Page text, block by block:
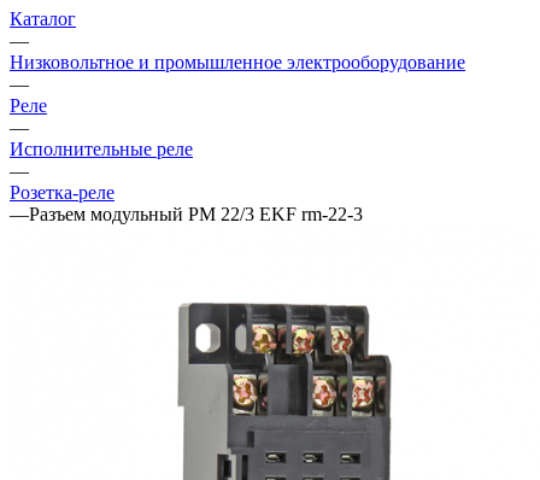
Каталог
—
Низковольтное и промышленное электрооборудование
—
Реле
—
Исполнительные реле
—
Розетка-реле
—Разъем модульный РМ 22/3 EKF rm-22-3